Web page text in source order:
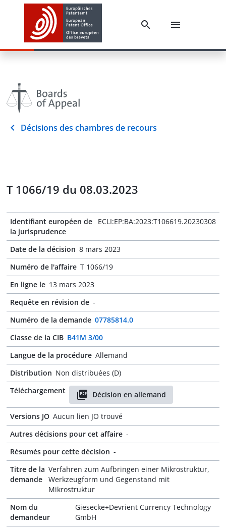
Décisions des chambres de recours
T 1066/19 du 08.03.2023
Identifiant européen de
la jurisprudence
ECLI:EP:BA:2023:T106619.20230308
Date de la décision 8 mars 2023
Numéro de l'affaire T 1066/19
En ligne le 13 mars 2023
Requête en révision de -
Numéro de la demande 07785814.0
Classe de la CIB B41M 3/00
Langue de la procédure Allemand
Distribution Non distribuées (D)
Téléchargement
Décision en allemand
Versions JO Aucun lien JO trouvé
Autres décisions pour cet affaire -
Résumés pour cette décision -
Titre de la
demande
Verfahren zum Aufbringen einer Mikrostruktur,
Werkzeugform und Gegenstand mit
Mikrostruktur
Nom du
demandeur
Giesecke+Devrient Currency Technology
GmbH